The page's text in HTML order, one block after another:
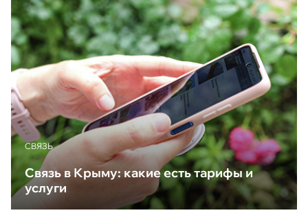
CВЯЗЬ
Связь в Крыму: какие есть тарифы и
услуги